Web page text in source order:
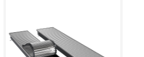
блок управления и
переключать скорости